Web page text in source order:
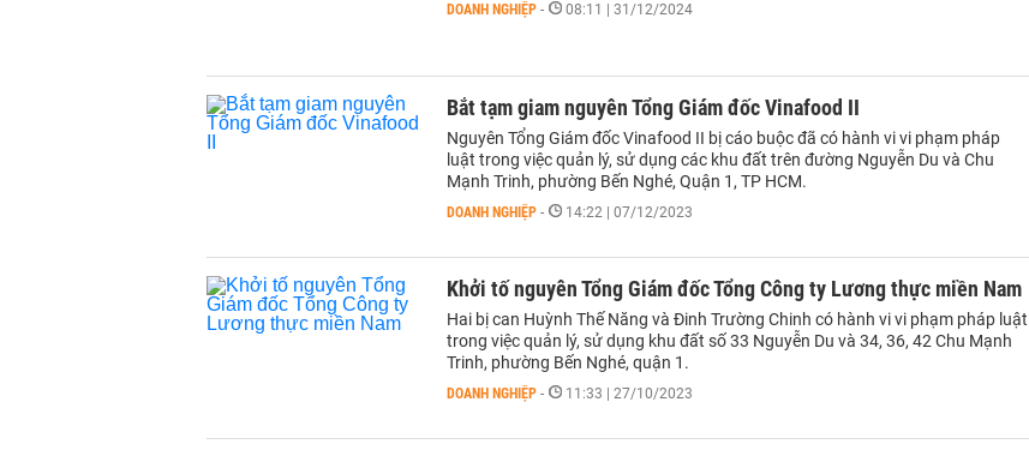
DOANH NGHIỆP - 08:11 | 31/12/2024
Bắt tạm giam nguyên Tổng Giám đốc Vinafood II
Nguyên Tổng Giám đốc Vinafood II bị cáo buộc đã có hành vi vi phạm pháp
luật trong việc quản lý, sử dụng các khu đất trên đường Nguyễn Du và Chu
Mạnh Trinh, phường Bến Nghé, Quận 1, TP HCM.
DOANH NGHIỆP - 14:22 | 07/12/2023
Khởi tố nguyên Tổng Giám đốc Tổng Công ty Lương thực miền Nam
Hai bị can Huỳnh Thế Năng và Đinh Trường Chinh có hành vi vi phạm pháp luật
trong việc quản lý, sử dụng khu đất số 33 Nguyễn Du và 34, 36, 42 Chu Mạnh
Trinh, phường Bến Nghé, quận 1.
DOANH NGHIỆP - 11:33 | 27/10/2023